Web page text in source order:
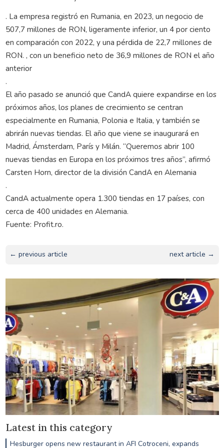
. La empresa registró en Rumania, en 2023, un negocio de
507,7 millones de RON, ligeramente inferior, un 4 por ciento
en comparación con 2022, y una pérdida de 22,7 millones de
RON. , con un beneficio neto de 36,9 millones de RON el año
anterior
.
El año pasado se anunció que CandA quiere expandirse en los
próximos años, los planes de crecimiento se centran
especialmente en Rumania, Polonia e Italia, y también se
abrirán nuevas tiendas. El año que viene se inaugurará en
Madrid, Ámsterdam, París y Milán. “Queremos abrir 100
nuevas tiendas en Europa en los próximos tres años”, afirmó
Carsten Horn, director de la división CandA en Alemania
.
CandA actualmente opera 1.300 tiendas en 17 países, con
cerca de 400 unidades en Alemania.
Fuente: Profit.ro.
← previous article next article →
Latest in this category
Hesburger opens new restaurant in AFI Cotroceni, expands